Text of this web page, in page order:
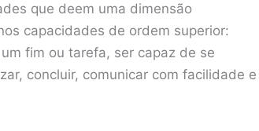
que deem uma dimensão
capacidades de ordem superior:
fim ou tarefa, ser capaz de se
concluir, comunicar com facilidade e